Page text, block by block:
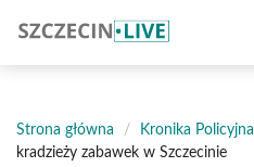
treści
Strona główna / Kronika Policyjna
kradzieży zabawek w Szczecinie